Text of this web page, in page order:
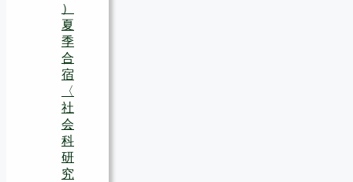
）
夏
季
合
宿
〈
社
会
科
研
究